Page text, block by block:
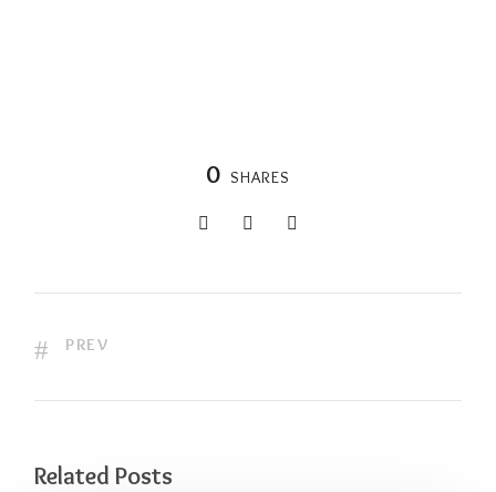
0 SHARES
PREV
Related Posts